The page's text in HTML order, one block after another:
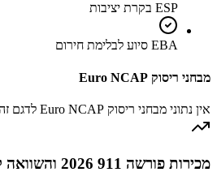
ESP בקרת יציבות
EBA סיוע לבלימת חירום
מבחני ריסוק Euro NCAP
אין נתוני מבחני ריסוק Euro NCAP לדגם זה
מכירות פורשה 911 2026 והשוואה למתחרים